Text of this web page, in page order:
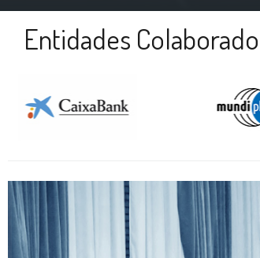
Entidades
mundipharma